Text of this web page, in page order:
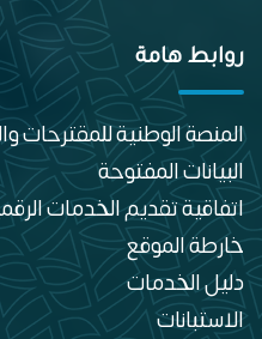
روابط هامة
المنصة الوطنية للمقترحات
البيانات المفتوحة
اتفاقية تقديم الخدمات
خارطة الموقع
دليل الخدمات
الاستبانات